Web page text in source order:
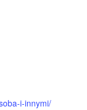
i-innymi/